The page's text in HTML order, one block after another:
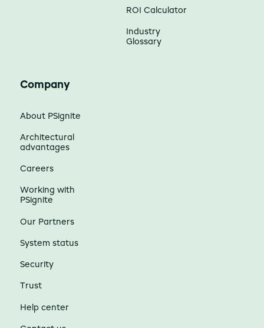
ROI Calculator
Industry
Glossary
Company
About PSignite
Architectural
advantages
Careers
Working with
PSignite
Our Partners
System status
Security
Trust
Help center